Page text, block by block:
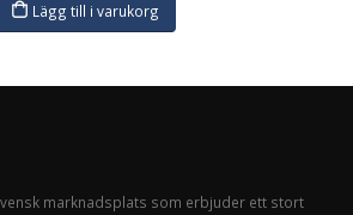
Lägg till i varukorg
marknadsplats som erbjuder ett stort